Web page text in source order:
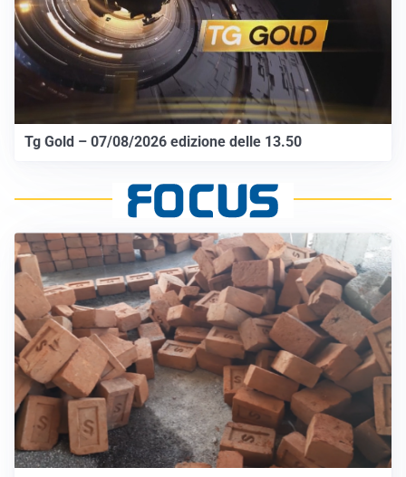
Tg Gold – 07/08/2026 edizione delle 13.50